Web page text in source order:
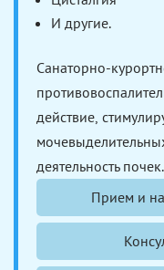
И другие.
Санаторно-
действие,
деятельность почек.
Прием и